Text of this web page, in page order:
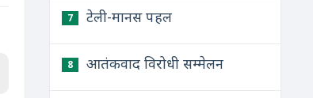
7 टेली-मानस पहल
8 आतंकवाद विरोधी सम्मेलन